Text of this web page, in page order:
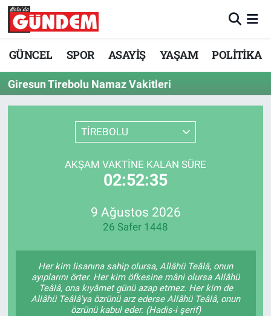
GÜNCEL SPOR ASAYİŞ YAŞAM POLİTİKA
Giresun Tirebolu Namaz Vakitleri
TİREBOLU
AKŞAM VAKTINE KALAN SÜRE
02:52:35
9 Ağustos 2026
26 Safer 1448
Her kim lisanına sahip olursa, Allâhü Teâlâ, onun
ayıplarını örter. Her kim öfkesine mâni olursa Allâhü
Teâlâ, ona kıyâmet günü azap etmez. Her kim de
Allâhü Teâlâ'ya özrünü arz ederse Allâhü Teâlâ, onun
özrünü kabul eder. (Hadis-i şerif)
Merkez Nöbetçi Eczaneler
Merkez Hava Durumu
Merkez Trafik Yoğunluk Haritası
Süper Lig Puan Durumu ve Fikstür
Tüm Manşetler